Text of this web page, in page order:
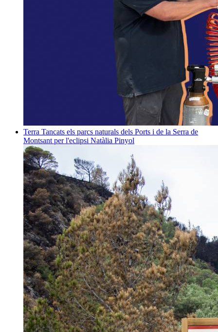
Terra Tancats els parcs naturals dels Ports i de la Serra de
Montsant per l'eclipsi Natàlia Pinyol